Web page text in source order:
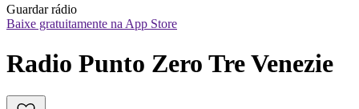
Guardar rádio
Baixe gratuitamente na App Store
Radio Punto Zero Tre Venezie